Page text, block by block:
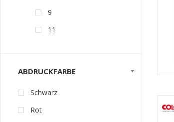
9
11
ABDRUCKFARBE
Schwarz
Rot